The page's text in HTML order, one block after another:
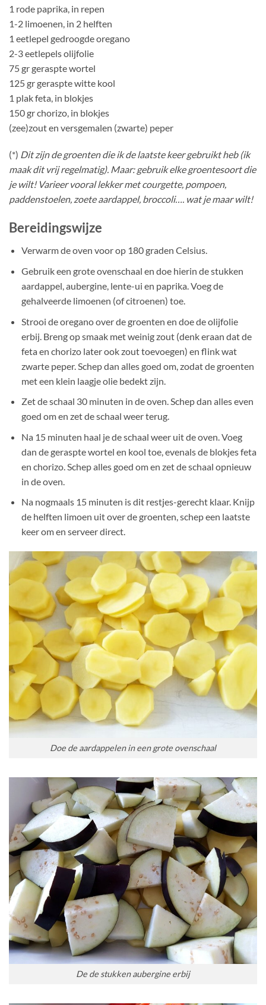
1 rode paprika, in repen
1-2 limoenen, in 2 helften
1 eetlepel gedroogde oregano
2-3 eetlepels olijfolie
75 gr geraspte wortel
125 gr geraspte witte kool
1 plak feta, in blokjes
150 gr chorizo, in blokjes
(zee)zout en versgemalen (zwarte) peper
(*) Dit zijn de groenten die ik de laatste keer gebruikt heb (ik
maak dit vrij regelmatig). Maar: gebruik elke groentesoort die
je wilt! Varieer vooral lekker met courgette, pompoen,
paddenstoelen, zoete aardappel, broccoli…. wat je maar wilt!
Bereidingswijze
Verwarm de oven voor op 180 graden Celsius.
Gebruik een grote ovenschaal en doe hierin de stukken
aardappel, aubergine, lente-ui en paprika. Voeg de
gehalveerde limoenen (of citroenen) toe.
Strooi de oregano over de groenten en doe de olijfolie
erbij. Breng op smaak met weinig zout (denk eraan dat de
feta en chorizo later ook zout toevoegen) en flink wat
zwarte peper. Schep dan alles goed om, zodat de groenten
met een klein laagje olie bedekt zijn.
Zet de schaal 30 minuten in de oven. Schep dan alles even
goed om en zet de schaal weer terug.
Na 15 minuten haal je de schaal weer uit de oven. Voeg
dan de geraspte wortel en kool toe, evenals de blokjes feta
en chorizo. Schep alles goed om en zet de schaal opnieuw
in de oven.
Na nogmaals 15 minuten is dit restjes-gerecht klaar. Knijp
de helften limoen uit over de groenten, schep een laatste
keer om en serveer direct.
Doe de aardappelen in een grote ovenschaal
De de stukken aubergine erbij